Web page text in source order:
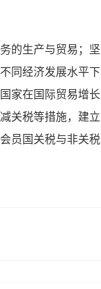
的生产与贸易；坚
同经济发展水平下
家在国际贸易增长
关税等措施，建立
员国关税与非关税